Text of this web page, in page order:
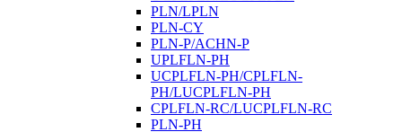
PLN/LPLN
PLN-CY
PLN-P/ACHN-P
UPLFLN-PH
UCPLFLN-PH/CPLFLN-
PH/LUCPLFLN-PH
CPLFLN-RC/LUCPLFLN-RC
PLN-PH